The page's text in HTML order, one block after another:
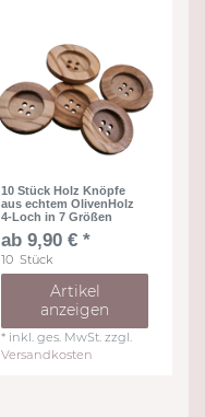
10 Stück Holz Knöpfe
aus echtem OlivenHolz
4-Loch in 7 Größen
ab 9,90 € *
10 Stück
Artikel
anzeigen
* inkl. ges. MwSt. zzgl.
Versandkosten